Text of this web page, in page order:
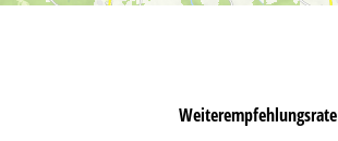
Weiterempfehlungsrate